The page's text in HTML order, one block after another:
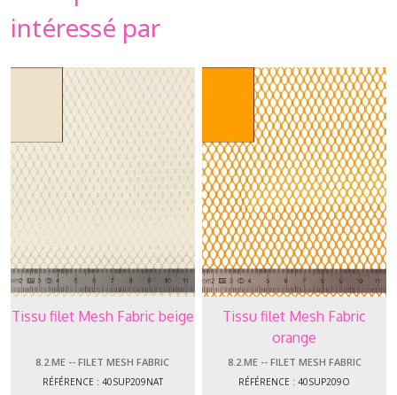
intéressé par
Tissu filet Mesh Fabric beige
8.2.ME -- FILET MESH FABRIC
RÉFÉRENCE : 40SUP209NAT
Tissu filet Mesh Fabric
orange
8.2.ME -- FILET MESH FABRIC
RÉFÉRENCE : 40SUP209O